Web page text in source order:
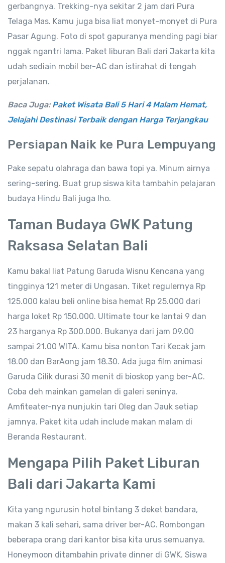
gerbangnya. Trekking-nya sekitar 2 jam dari Pura
Telaga Mas. Kamu juga bisa liat monyet-monyet di Pura
Pasar Agung. Foto di spot gapuranya mending pagi biar
nggak ngantri lama. Paket liburan Bali dari Jakarta kita
udah sediain mobil ber-AC dan istirahat di tengah
perjalanan.
Baca Juga: Paket Wisata Bali 5 Hari 4 Malam Hemat,
Jelajahi Destinasi Terbaik dengan Harga Terjangkau
Persiapan Naik ke Pura Lempuyang
Pake sepatu olahraga dan bawa topi ya. Minum airnya
sering-sering. Buat grup siswa kita tambahin pelajaran
budaya Hindu Bali juga lho.
Taman Budaya GWK Patung
Raksasa Selatan Bali
Kamu bakal liat Patung Garuda Wisnu Kencana yang
tingginya 121 meter di Ungasan. Tiket regulernya Rp
125.000 kalau beli online bisa hemat Rp 25.000 dari
harga loket Rp 150.000. Ultimate tour ke lantai 9 dan
23 harganya Rp 300.000. Bukanya dari jam 09.00
sampai 21.00 WITA. Kamu bisa nonton Tari Kecak jam
18.00 dan BarAong jam 18.30. Ada juga film animasi
Garuda Cilik durasi 30 menit di bioskop yang ber-AC.
Coba deh mainkan gamelan di galeri seninya.
Amfiteater-nya nunjukin tari Oleg dan Jauk setiap
jamnya. Paket kita udah include makan malam di
Beranda Restaurant.
Mengapa Pilih Paket Liburan
Bali dari Jakarta Kami
Kita yang ngurusin hotel bintang 3 deket bandara,
makan 3 kali sehari, sama driver ber-AC. Rombongan
beberapa orang dari kantor bisa kita urus semuanya.
Honeymoon ditambahin private dinner di GWK. Siswa